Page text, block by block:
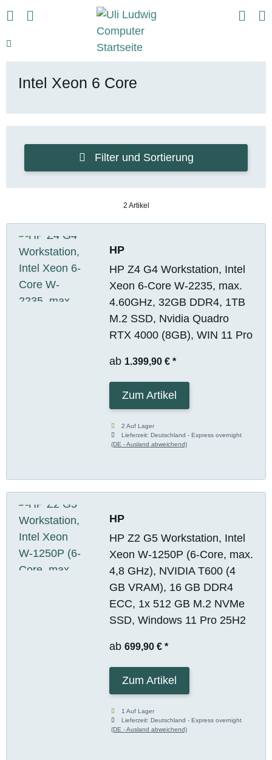
Intel Xeon 6 Core
Filter und Sortierung
2 Artikel
HP
HP Z4 G4 Workstation, Intel
Xeon 6-Core W-2235, max.
4.60GHz, 32GB DDR4, 1TB
M.2 SSD, Nvidia Quadro
RTX 4000 (8GB), WIN 11 Pro
ab 1.399,90 € *
Zum Artikel
2 Auf Lager
Lieferzeit:Deutschland - Express overnight
(DE - Ausland abweichend)
HP
HP Z2 G5 Workstation, Intel
Xeon W-1250P (6-Core, max.
4,8 GHz), NVIDIA T600 (4
GB VRAM), 16 GB DDR4
ECC, 1x 512 GB M.2 NVMe
SSD, Windows 11 Pro 25H2
ab 699,90 € *
Zum Artikel
1 Auf Lager
Lieferzeit:Deutschland - Express overnight
(DE - Ausland abweichend)